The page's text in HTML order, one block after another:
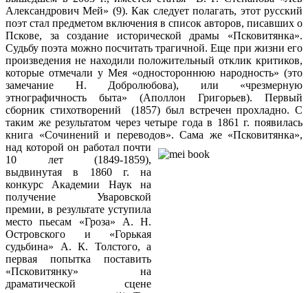
Александрович Мей» (9). Как следует полагать, этот русский
поэт стал предметом включения в список авторов, писавших о
Пскове, за создание исторической драмы «Псковитянка».
Судьбу поэта можно посчитать трагичной. Еще при жизни его
произведения не находили положительный отклик критиков,
которые отмечали у Мея «одностороннюю народность» (это
замечание Н. Добролюбова), или «чрезмерную
этнографичность быта» (Аполлон Григорьев). Первый
сборник стихотворений (1857) был встречен прохладно. С
таким же результатом через четыре года в 1861 г. появилась
книга «Сочинений и переводов». Сама же «Псковитянка»,
над которой он работал почти
10 лет (1849-1859),
выдвинутая в 1860 г. на
конкурс Академии Наук на
получение Уваровской
премии, в результате уступила
место пьесам «Гроза» А. Н.
Островского и «Горькая
судьбина» А. К. Толстого, а
первая попытка поставить
«Псковитянку» на
драматической сцене